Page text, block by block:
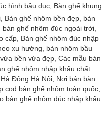
hình bầu dục, Bàn ghế khung
Bàn ghế nhôm bền đẹp, bàn
bàn ghế nhôm đúc ngoài trời,
cấp, Bàn ghế nhôm đúc nhập
xu hướng, bàn nhôm bầu
bền vừa đẹp, Các mẫu bàn
ghế nhôm nhập khẩu chất
Đông Hà Nội, Nơi bán bàn
cod bàn ghế nhôm toàn quốc,
bàn ghế nhôm đúc nhập khẩu